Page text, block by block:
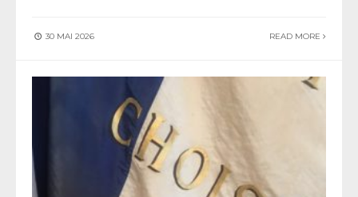
30 MAI 2026 READ MORE